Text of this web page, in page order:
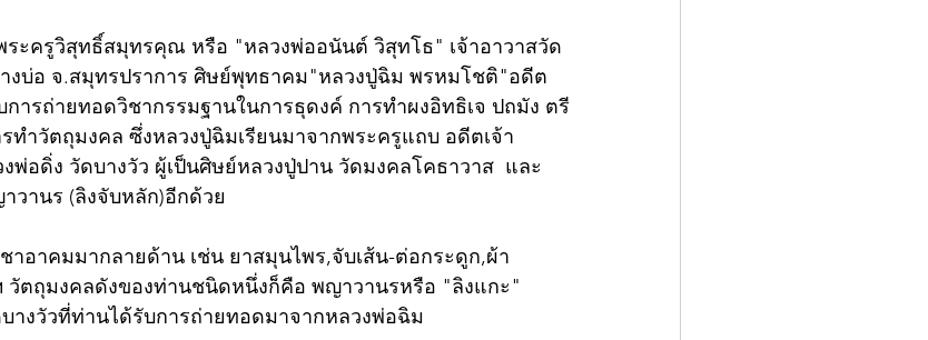
ระครูวิสุทธิ์สมุทรคุณ หรือ "หลวงพ่ออนันต์ วิสุทโธ" เจ้าอาวาสวัด
งบ่อ จ.สมุทรปราการ ศิษย์พุทธาคม"หลวงปู่ฉิม พรหมโชติ"อดีต
การถ่ายทอดวิชากรรมฐานในการธุดงค์ การทำผงอิทธิเจ ปถมัง ตรี
ทำวัตถุมงคล ซึ่งหลวงปู่ฉิมเรียนมาจากพระครูแถบ อดีตเจ้า
พ่อดิ่ง วัดบางวัว ผู้เป็นศิษย์หลวงปู่ปาน วัดมงคลโคธาวาส  และ
วานร (ลิงจับหลัก)อีกด้วย
าอาคมมากลายด้าน เช่น ยาสมุนไพร,จับเส้น-ต่อกระดูก,ผ้า
วัตถุมงคลดังของท่านชนิดหนึ่งก็คือ พญาวานรหรือ "ลิงแกะ"
างวัวที่ท่านได้รับการถ่ายทอดมาจากหลวงพ่อฉิม